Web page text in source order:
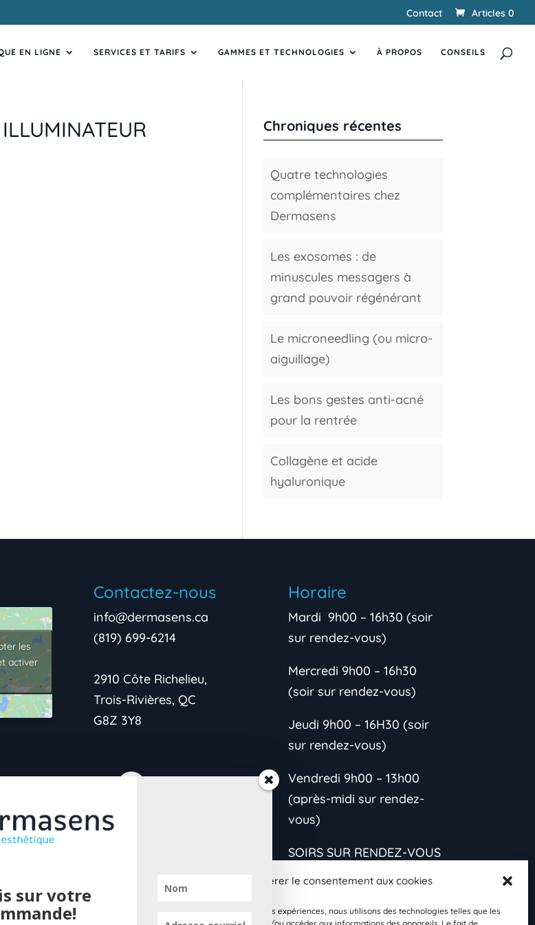
Gérer le consentement aux cookies
Pour offrir les meilleures expériences, nous utilisons des technologies telles que les
Contact Articles 0
EN LIGNE SERVICES ET TARIFS GAMMES ET TECHNOLOGIES À PROPOS CONSEILS
Recherche
produits
Chroniques récentes
Quatre technologies
complémentaires chez
Dermasens
Les exosomes : de
minuscules messagers à
grand pouvoir régénérant
Le microneedling (ou micro-
aiguillage)
Les bons gestes anti-acné
pour la rentrée
Collagène et acide
hyaluronique
les
activer
Contactez-nous
info@dermasens.ca
(819) 699-6214
2910 Côte Richelieu,
Trois-Rivières, QC
G8Z 3Y8
→Conditions de retours et
Horaire
Mardi 9h00 – 16h30 (soir
sur rendez-vous)
Mercredi 9h00 – 16h30
(soir sur rendez-vous)
Jeudi 9h00 – 16H30 (soir
sur rendez-vous)
Vendredi 9h00 – 13h00
(après-midi sur rendez-
vous)
SOIRS SUR RENDEZ-VOUS
*L’horaire est variable
sur votre